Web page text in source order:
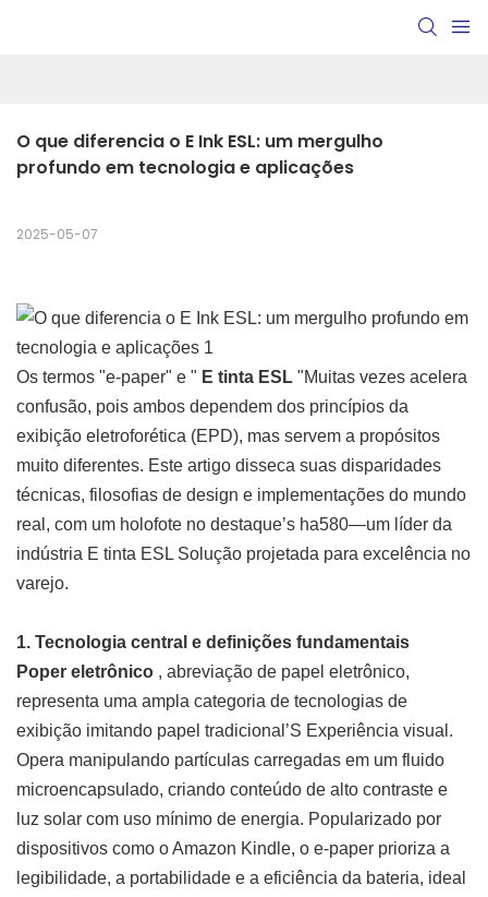
O que diferencia o E Ink ESL: um mergulho
profundo em tecnologia e aplicações
2025-05-07
Os termos "e-paper" e " E tinta ESL "Muitas vezes acelera
confusão, pois ambos dependem dos princípios da
exibição eletroforética (EPD), mas servem a propósitos
muito diferentes. Este artigo disseca suas disparidades
técnicas, filosofias de design e implementações do mundo
real, com um holofote no destaque’s ha580—um líder da
indústria E tinta ESL Solução projetada para excelência no
varejo.
1. Tecnologia central e definições fundamentais
Poper eletrônico , abreviação de papel eletrônico,
representa uma ampla categoria de tecnologias de
exibição imitando papel tradicional’S Experiência visual.
Opera manipulando partículas carregadas em um fluido
microencapsulado, criando conteúdo de alto contraste e
luz solar com uso mínimo de energia. Popularizado por
dispositivos como o Amazon Kindle, o e-paper prioriza a
legibilidade, a portabilidade e a eficiência da bateria, ideal